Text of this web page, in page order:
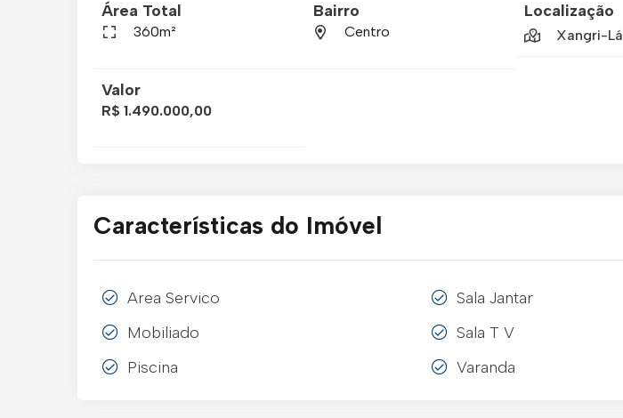
Área Total
360m²
Bairro
Centro
Localização
Xangri-Lá
Valor
R$ 1.490.000,00
Características do Imóvel
Area Servico
Mobiliado
Piscina
Sala Jantar
Sala T V
Varanda